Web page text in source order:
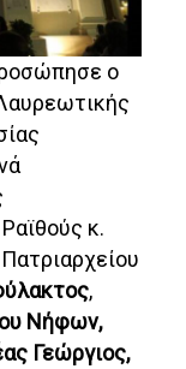
ο
κ.
,
Νήφων,
Γεώργιος,